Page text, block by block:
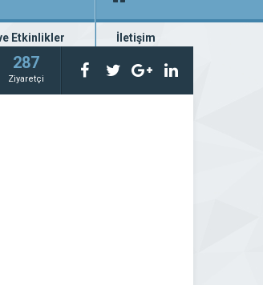
Etkinlikler
etkinlik planları
İletişim
Bize ulaşın
287
Ziyaretçi